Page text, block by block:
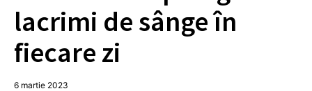
lacrimi de sânge în
fiecare zi
6 martie 2023